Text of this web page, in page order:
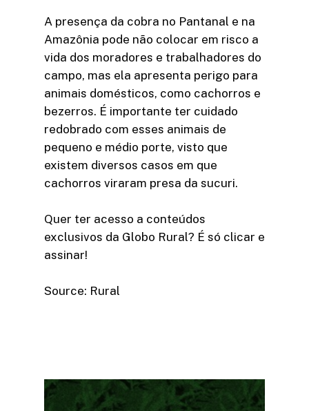
A presença da cobra no Pantanal e na
Amazônia pode não colocar em risco a
vida dos moradores e trabalhadores do
campo, mas ela apresenta perigo para
animais domésticos, como cachorros e
bezerros. É importante ter cuidado
redobrado com esses animais de
pequeno e médio porte, visto que
existem diversos casos em que
cachorros viraram presa da sucuri.
Quer ter acesso a conteúdos
exclusivos da Globo Rural? É só clicar e
assinar!​
Source: Rural